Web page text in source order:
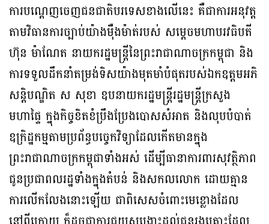
ការបណ្ដេញចេញជនជាតិបរទេសខាងលើនេះ គឺជាការអនុវត្ត
តាមវិធានការច្បាប់យ៉ាងម៉ឺងម៉ាត់របស់ សម្ដេចមហាបរវធិបតី
ហ៊ុន ម៉ាណែត នាយករដ្ឋមន្រ្តីនៃព្រះរាជាណាចក្រកម្ពុជា និង
ការទទួលដឹកនាំតម្រង់ទិសយ៉ាងមុតមាំបំផុតរបស់ឯកឧត្តមអភិ
សន្តិបណ្ឌិត ស សុខា ឧបនាយករដ្ឋមន្ត្រីរដ្ឋមន្រ្តីក្រសួង
មហាផ្ទៃ ក្នុងកិច្ចខិតខំប្រឹងប្រែងបោសសំអាត និងលុបបំបាត់
ឧក្រិដ្ឋកម្មតាមប្រព័ន្ធបច្ចេកវិទ្យាដែលកើតមានក្នុង
ព្រះរាជាណាចក្រកម្ពុជាទាំងអស់ ដើម្បីធានាការពារសុវត្ថិភាព
ជូនប្រជាពលរដ្ឋទាំងក្នុងតំបន់ និងសកលលោក ដោយគ្មាន
ការលើកលែងនោះឡើយ ជាពិសេសចំពោះមេខ្លោងដែល